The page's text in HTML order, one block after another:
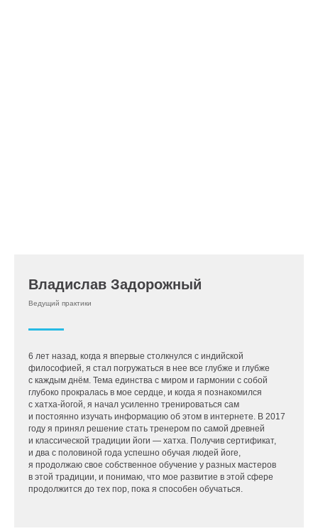
Владислав Задорожный
Ведущий практики
6 лет назад, когда я впервые столкнулся с индийской
философией, я стал погружаться в нее все глубже и глубже
с каждым днём. Тема единства с миром и гармонии с собой
глубоко прокралась в мое сердце, и когда я познакомился
с хатха-йогой, я начал усиленно тренироваться сам
и постоянно изучать информацию об этом в интернете. В 2017
году я принял решение стать тренером по самой древней
и классической традиции йоги — хатха. Получив сертификат,
и два с половиной года успешно обучая людей йоге,
я продолжаю свое собственное обучение у разных мастеров
в этой традиции, и понимаю, что мое развитие в этой сфере
продолжится до тех пор, пока я способен обучаться.